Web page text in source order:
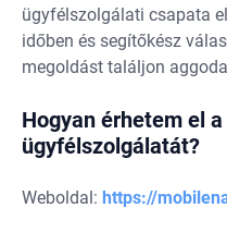
ügyfélszolgálati csapata
időben és segítőkész
megoldást találjon
Hogyan érhetem el
ügyfélszolgálatát?
Weboldal: https://